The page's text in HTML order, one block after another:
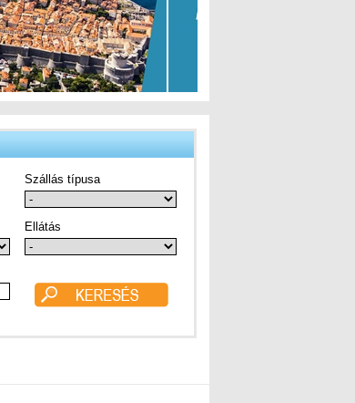
Szállás típusa
Ellátás